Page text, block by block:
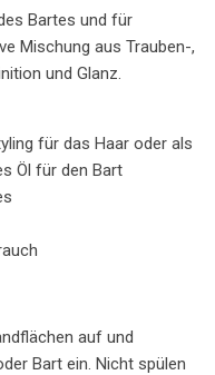
Bartes und für
Mischung aus Trauben-,
und Glanz.
für das Haar oder als
Öl für den Bart
auf und
Bart ein. Nicht spülen